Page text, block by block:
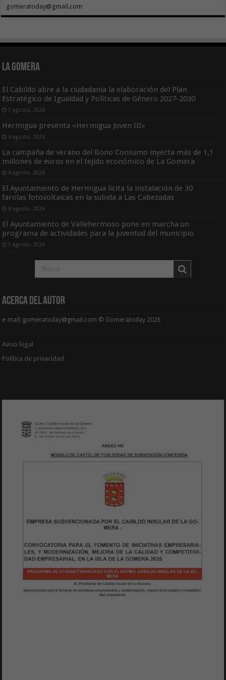
gomeratoday@gmail.com
La Gomera
El Cabildo abre a la ciudadanía la elaboración del Plan
Estratégico de Igualdad y Políticas de Género 2027-2030
7 agosto, 2026
Hermigua presenta «Hermigua Joven III»
6 agosto, 2026
La campaña de verano del Bono Consumo inyecta más de 1,1
millones de euros en el tejido económico de La Gomera
6 agosto, 2026
El Ayuntamiento de Hermigua licita la instalación de 30
farolas fotovoltaicas en la subida a Las Cabezadas
6 agosto, 2026
El Ayuntamiento de Vallehermoso pone en marcha un
programa de actividades para la juventud del municipio
5 agosto, 2026
Acerca del Autor
e-mail: gomeratoday@gmail.com © Gomeratoday 2026
Aviso legal
Política de privacidad